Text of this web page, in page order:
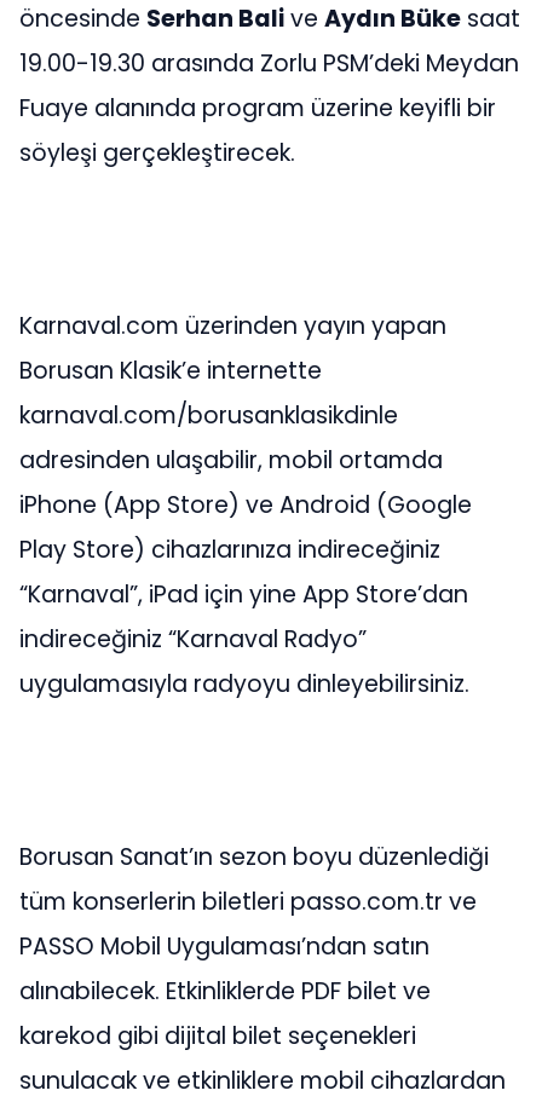
öncesinde Serhan Balive Aydın Büke saat
19.00-19.30 arasında Zorlu PSM’deki Meydan
Fuaye alanında program üzerine keyifli bir
söyleşi gerçekleştirecek.
Karnaval.com üzerinden yayın yapan
Borusan Klasik’e internette
karnaval.com/borusanklasikdinle
adresinden ulaşabilir, mobil ortamda
iPhone (App Store) ve Android (Google
Play Store) cihazlarınıza indireceğiniz
“Karnaval”, iPad için yine App Store’dan
indireceğiniz “Karnaval Radyo”
uygulamasıyla radyoyu dinleyebilirsiniz.
Borusan Sanat’ın sezon boyu düzenlediği
tüm konserlerin biletleri passo.com.tr ve
PASSO Mobil Uygulaması’ndan satın
alınabilecek. Etkinliklerde PDF bilet ve
karekod gibi dijital bilet seçenekleri
sunulacak ve etkinliklere mobil cihazlardan